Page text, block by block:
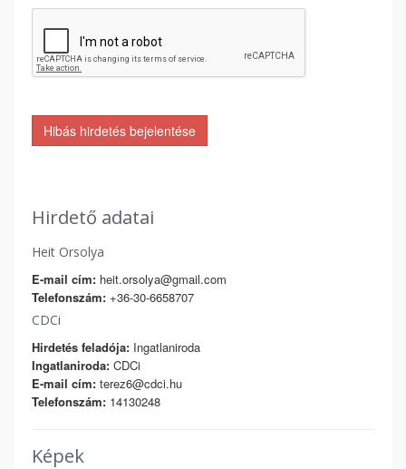
Hibás hirdetés bejelentése
Hirdető adatai
Heit Orsolya
E-mail cím: heit.orsolya@gmail.com
Telefonszám: +36-30-6658707
CDCi
Hirdetés feladója: Ingatlaniroda
Ingatlaniroda: CDCi
E-mail cím: terez6@cdci.hu
Telefonszám: 14130248
Képek